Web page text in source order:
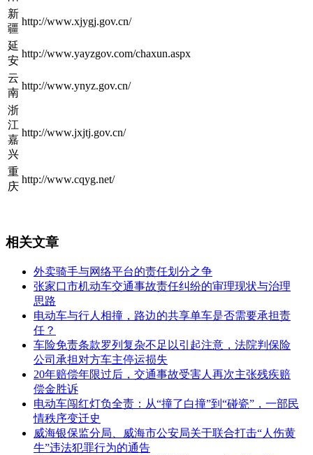
新
疆
http://www.xjygj.gov.cn/
延
安
http://www.yayzgov.com/chaxun.aspx
云
南
http://www.ynyz.gov.cn/
浙
江
嘉
兴
http://www.jxjtj.gov.cn/
重
庆
http://www.cqyg.net/
相关文章
外卖骑手与网络平台的责任划分之争
张家口市机动车交通事故责任纠纷的审理现状与治理
思路
电动车与行人相撞，路边的共享单车是否需要承担责
任？
车险免责条款罗列复杂不足以引起注意，法院判保险
公司承担对方车主停运损失
20年赔偿年限过后，交通事故受害人再次主张残疾赔
偿金胜诉
电动车闯红灯负全责：从“撞了白撞”到“碰瓷”，一部民
情秩序变迁史
威海银保监分局、威海市公安局关于联合打击“人伤黄
牛”违法犯罪行为的通告